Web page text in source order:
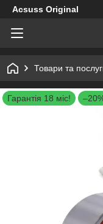
Acsuss Original
Товари та
Гарантія 18 міс!